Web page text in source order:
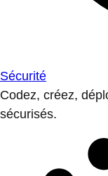
Sécurité
Codez, créez,
sécurisés.